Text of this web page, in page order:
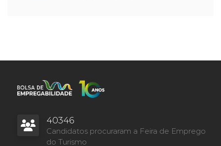
40346
Candidatos procuraram a Feira de Emprego
do Turismo